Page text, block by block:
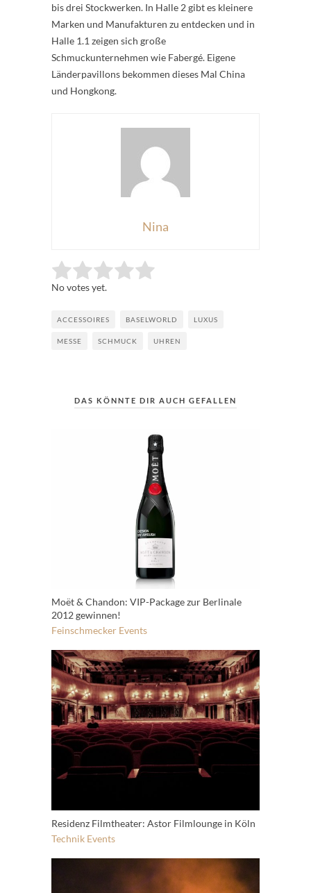
bis drei Stockwerken. In Halle 2 gibt es kleinere
Marken und Manufakturen zu entdecken und in
Halle 1.1 zeigen sich große
Schmuckunternehmen wie Fabergé. Eigene
Länderpavillons bekommen dieses Mal China
und Hongkong.
Nina
Rate this item: Submit Rating
No votes yet.
ACCESSOIRES BASELWORLD LUXUS
MESSE SCHMUCK UHREN
DAS KÖNNTE DIR AUCH GEFALLEN
Moët & Chandon: VIP-Package zur Berlinale
2012 gewinnen!
Feinschmecker Events
Residenz Filmtheater: Astor Filmlounge in Köln
Technik Events